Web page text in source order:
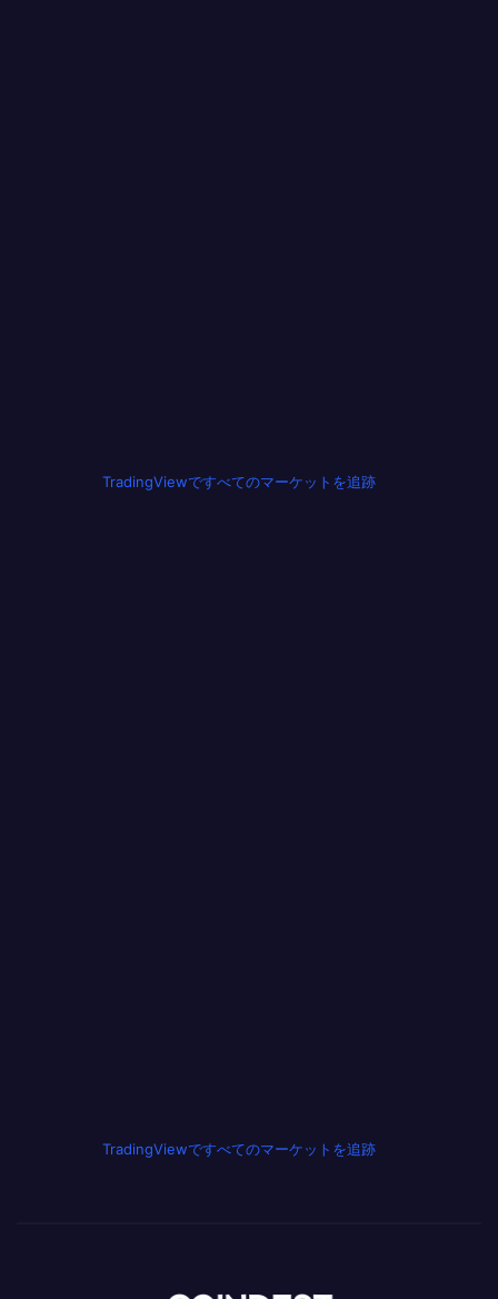
TradingViewですべてのマーケットを追跡
TradingViewですべてのマーケットを追跡